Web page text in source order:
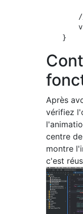
Après
vérifiez
centre
montre
c'est